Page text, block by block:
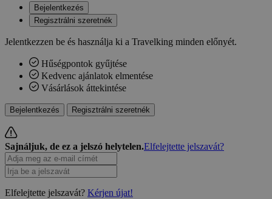
Bejelentkezés
Regisztrálni szeretnék
Jelentkezzen be és használja ki a Travelking minden előnyét.
Hűségpontok gyűjtése
Kedvenc ajánlatok elmentése
Vásárlások áttekintése
Bejelentkezés Regisztrálni szeretnék
Sajnáljuk, de ez a jelszó helytelen.Elfelejtette jelszavát?
Elfelejtette jelszavát? Kérjen újat!